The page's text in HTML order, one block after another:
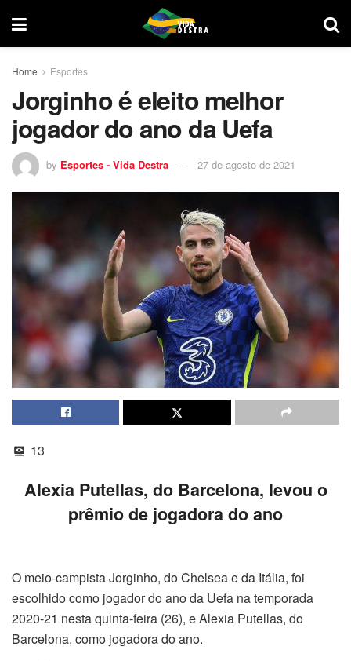
Home Esportes
Jorginho é eleito melhor
jogador do ano da Uefa
by Esportes - Vida Destra 27 de agosto de 2021
13
Alexia Putellas, do Barcelona, levou o
prêmio de jogadora do ano
O meio-campista Jorginho, do Chelsea e da Itália, foi
escolhido como jogador do ano da Uefa na temporada
2020-21 nesta quinta-feira (26), e Alexia Putellas, do
Barcelona, como jogadora do ano.